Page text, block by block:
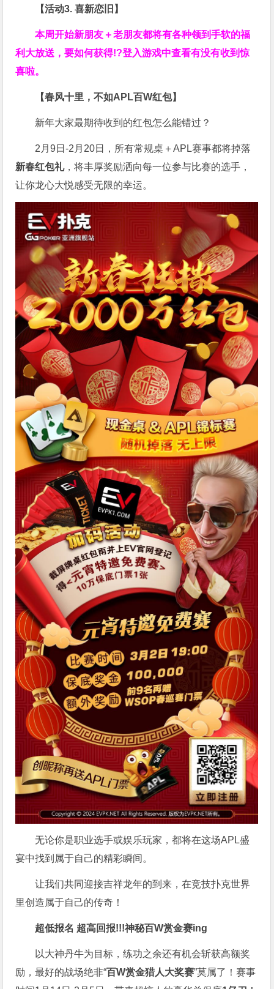
【活动3. 喜新恋旧】
本周开始新朋友＋老朋友都将有各种领到手软的福
利大放送，要如何获得!?登入游戏中查看有没有收到惊
喜啦。
【春风十里，不如APL百W红包】
新年大家最期待收到的红包怎么能错过？
2月9日-2月20日，所有常规桌＋APL赛事都将掉落
新春红包礼，将丰厚奖励洒向每一位参与比赛的选手，
让你龙心大悦感受无限的幸运。
无论你是职业选手或娱乐玩家，都将在这场APL盛
宴中找到属于自己的精彩瞬间。
让我们共同迎接吉祥龙年的到来，在竞技扑克世界
里创造属于自己的传奇！
超低报名 超高回报!!!神秘百W赏金赛ing
以大神丹牛为目标，练功之余还有机会斩获高额奖
励，最好的战场绝非“百W赏金猎人大奖赛”莫属了！赛事